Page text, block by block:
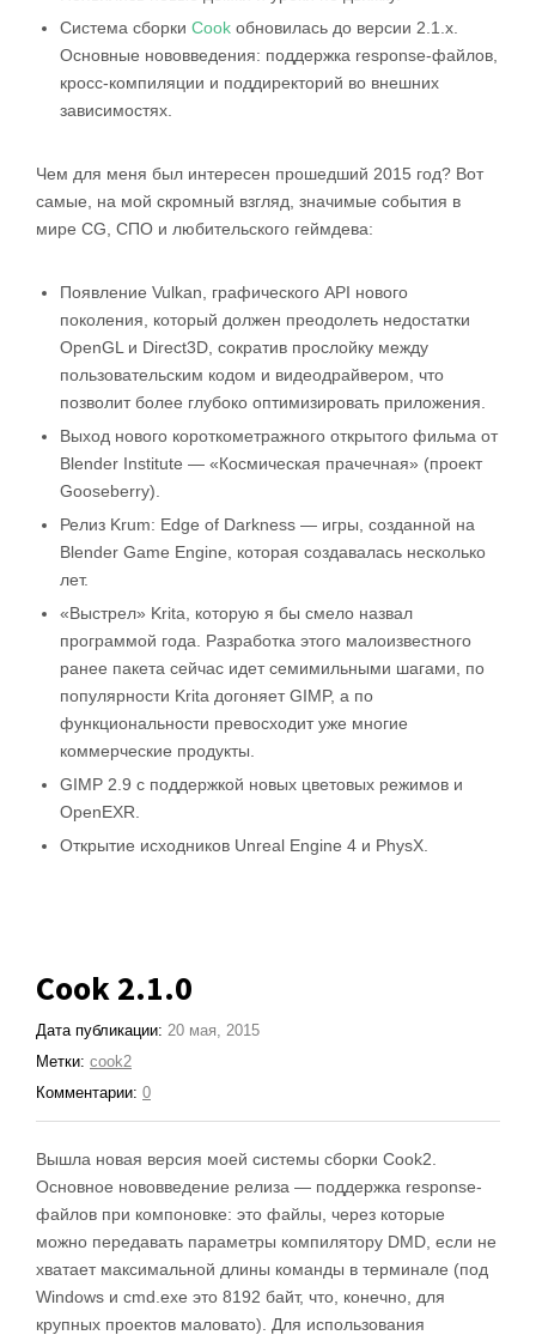
Система сборки Cook обновилась до версии 2.1.x.
Основные нововведения: поддержка response-файлов,
кросс-компиляции и поддиректорий во внешних
зависимостях.
Чем для меня был интересен прошедший 2015 год? Вот
самые, на мой скромный взгляд, значимые события в
мире CG, СПО и любительского геймдева:
Появление Vulkan, графического API нового
поколения, который должен преодолеть недостатки
OpenGL и Direct3D, сократив прослойку между
пользовательским кодом и видеодрайвером, что
позволит более глубоко оптимизировать приложения.
Выход нового короткометражного открытого фильма от
Blender Institute — «Космическая прачечная» (проект
Gooseberry).
Релиз Krum: Edge of Darkness — игры, созданной на
Blender Game Engine, которая создавалась несколько
лет.
«Выстрел» Krita, которую я бы смело назвал
программой года. Разработка этого малоизвестного
ранее пакета сейчас идет семимильными шагами, по
популярности Krita догоняет GIMP, а по
функциональности превосходит уже многие
коммерческие продукты.
GIMP 2.9 с поддержкой новых цветовых режимов и
OpenEXR.
Открытие исходников Unreal Engine 4 и PhysX.
Cook 2.1.0
Дата публикации: 20 мая, 2015
Метки: cook2
Комментарии: 0
Вышла новая версия моей системы сборки Cook2.
Основное нововведение релиза — поддержка response-
файлов при компоновке: это файлы, через которые
можно передавать параметры компилятору DMD, если не
хватает максимальной длины команды в терминале (под
Windows и cmd.exe это 8192 байт, что, конечно, для
крупных проектов маловато). Для использования